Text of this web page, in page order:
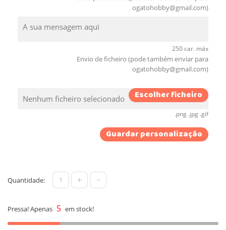
ogatohobby@gmail.com)
250 car. máx
Envio de ficheiro (pode também enviar para
ogatohobby@gmail.com)
Nenhum ficheiro selecionado Escolher ficheiro
.png .jpg .gif
Guardar personalização
Quantidade: + -
Pressa! Apenas 5 em stock!